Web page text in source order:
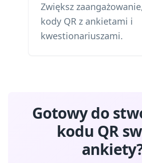
Zwiększ
kody QR z ankietami i
kwestionariuszami.
Gotowy do
kodu QR